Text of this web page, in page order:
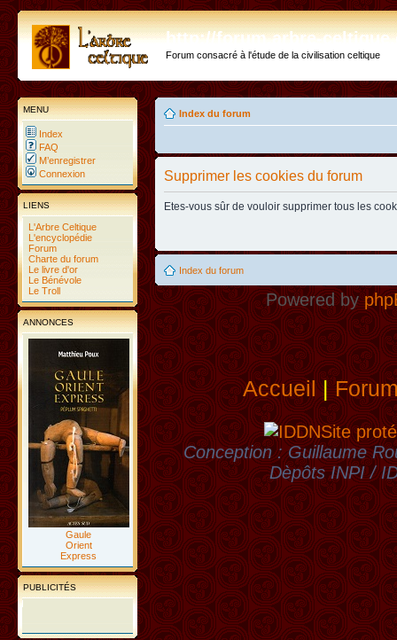
http://forum.arbre-
Forum consacré à l'étude de la civilisation celtique
MENU
Index
FAQ
M’enregistrer
Connexion
LIENS
L'Arbre Celtique
L'encyclopédie
Forum
Charte du forum
Le livre d'or
Le Bénévole
Le Troll
ANNONCES
Gaule
Orient
Express
PUBLICITÉS
Index du forum
Supprimer les cookies du forum
Etes-vous sûr de vouloir supprimer tous les
Index du forum
Powered by
Accueil|
Site
Conception : Guillaume
Dèpôts INPI /